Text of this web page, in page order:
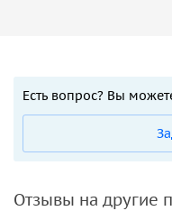
Есть вопрос? Вы
Отзывы на другие